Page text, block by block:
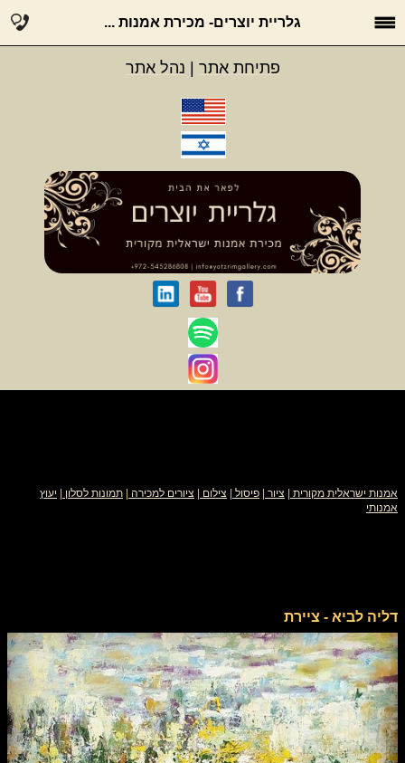
גלריית יוצרים- מכירת אמנות ...
פתיחת אתר נהל אתר
אמנות ישראלית מקורית ציור פיסול צילום ציורים למכירה תמונות לסלון
יעוץ
אמנותי
דליה לביא - ציירת